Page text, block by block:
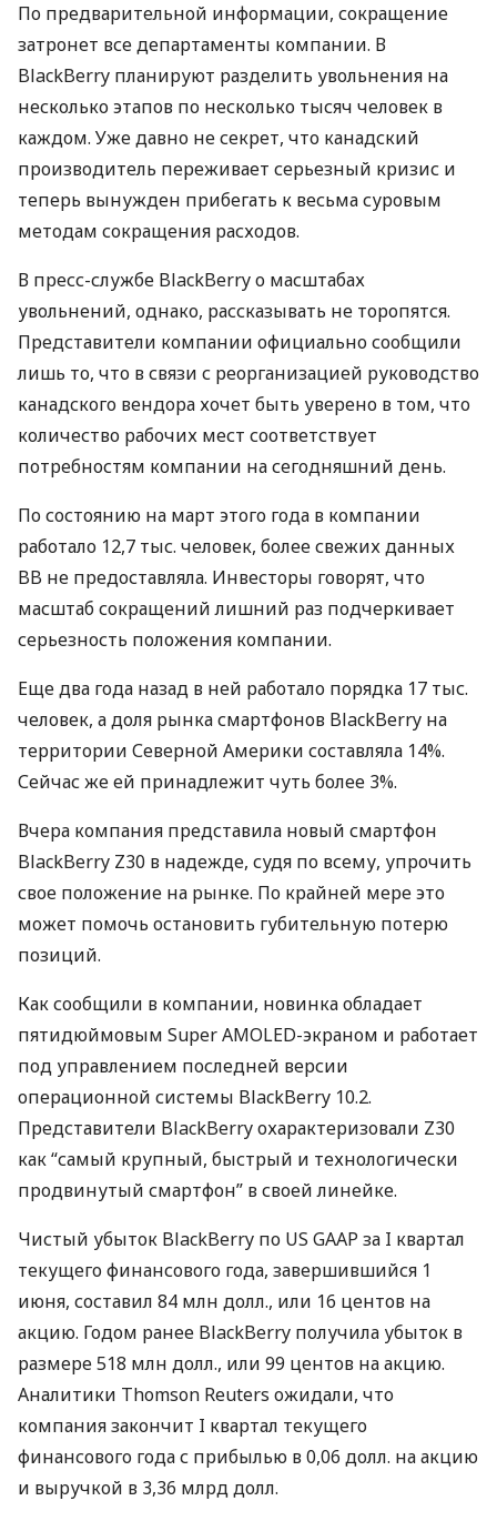
По предварительной информации, сокращение
затронет все департаменты компании. В
BlackBerry планируют разделить увольнения на
несколько этапов по несколько тысяч человек в
каждом. Уже давно не секрет, что канадский
производитель переживает серьезный кризис и
теперь вынужден прибегать к весьма суровым
методам сокращения расходов.
В пресс-службе BlackBerry о масштабах
увольнений, однако, рассказывать не торопятся.
Представители компании официально сообщили
лишь то, что в связи с реорганизацией руководство
канадского вендора хочет быть уверено в том, что
количество рабочих мест соответствует
потребностям компании на сегодняшний день.
По состоянию на март этого года в компании
работало 12,7 тыс. человек, более свежих данных
BB не предоставляла. Инвесторы говорят, что
масштаб сокращений лишний раз подчеркивает
серьезность положения компании.
Еще два года назад в ней работало порядка 17 тыс.
человек, а доля рынка смартфонов BlackBerry на
территории Северной Америки составляла 14%.
Сейчас же ей принадлежит чуть более 3%.
Вчера компания представила новый смартфон
BlackBerry Z30 в надежде, судя по всему, упрочить
свое положение на рынке. По крайней мере это
может помочь остановить губительную потерю
позиций.
Как сообщили в компании, новинка обладает
пятидюймовым SuperAMOLED-экраном и работает
под управлением последней версии
операционной системы BlackBerry 10.2.
Представители BlackBerry охарактеризовали Z30
как “самый крупный, быстрый и технологически
продвинутый смартфон” в своей линейке.
Чистый убыток BlackBerry по US GAAP за I квартал
текущего финансового года, завершившийся 1
июня, составил 84 млн долл., или 16 центов на
акцию. Годом ранее BlackBerry получила убыток в
размере 518 млн долл., или 99 центов на акцию.
Аналитики Thomson Reuters ожидали, что
компания закончит I квартал текущего
финансового года с прибылью в 0,06 долл. на акцию
и выручкой в 3,36 млрд долл.